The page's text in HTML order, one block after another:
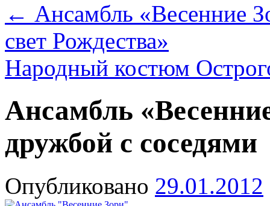
← Ансамбль «Весенние
свет Рождества»
Народный костюм
Ансамбль
дружбой с соседями
Опубликовано 29.01.2012